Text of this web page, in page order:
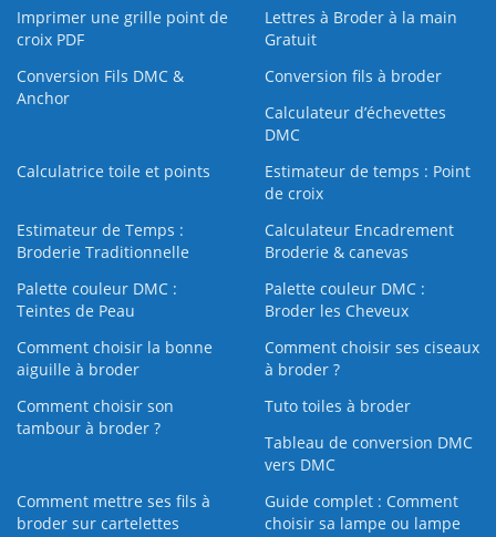
Imprimer une grille point de
croix PDF
Lettres à Broder à la main
Gratuit
Conversion Fils DMC &
Anchor
Conversion fils à broder
Calculateur d’échevettes
DMC
Calculatrice toile et points
Estimateur de temps : Point
de croix
Estimateur de Temps :
Broderie Traditionnelle
Calculateur Encadrement
Broderie & canevas
Palette couleur DMC :
Teintes de Peau
Palette couleur DMC :
Broder les Cheveux
Comment choisir la bonne
aiguille à broder
Comment choisir ses ciseaux
à broder ?
Comment choisir son
tambour à broder ?
Tuto toiles à broder
Tableau de conversion DMC
vers DMC
Comment mettre ses fils à
broder sur cartelettes
Guide complet : Comment
choisir sa lampe ou lampe